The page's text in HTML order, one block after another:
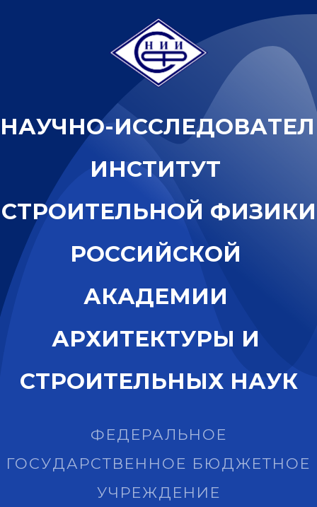
НАУЧНО-ИССЛЕДОВАТЕЛ
ИНСТИТУТ
СТРОИТЕЛЬНОЙ ФИЗИКИ
РОССИЙСКОЙ
АКАДЕМИИ
АРХИТЕКТУРЫ И
СТРОИТЕЛЬНЫХ НАУК
ФЕДЕРАЛЬНОЕ
ГОСУДАРСТВЕННОЕ БЮДЖЕТНОЕ
УЧРЕЖДЕНИЕ